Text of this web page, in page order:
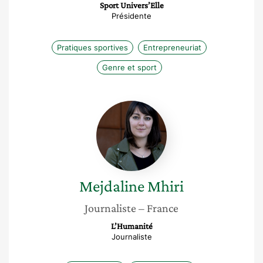
Sport Univers’Elle
Présidente
Pratiques sportives Entrepreneuriat
Genre et sport
Mejdaline
Mhiri
MejdalineMhiri
Journaliste – France
L’Humanité
Journaliste